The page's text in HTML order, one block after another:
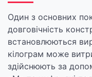
Один з основних
довговічність
встановлюються
кілограм може
здійснюють за